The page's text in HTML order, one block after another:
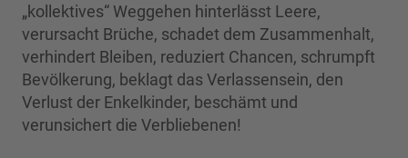
„kollektives“ Weggehen hinterlässt Leere,
verursacht Brüche, schadet dem Zusammenhalt,
verhindert Bleiben, reduziert Chancen, schrumpft
Bevölkerung, beklagt das Verlassensein, den
Verlust der Enkelkinder, beschämt und
verunsichert die Verbliebenen!